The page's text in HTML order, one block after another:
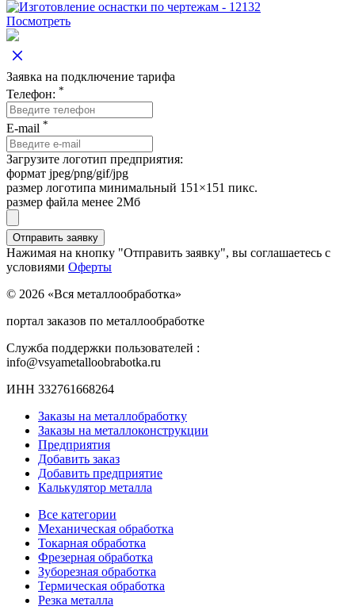
Посмотреть
Заявка на подключение тарифа
Телефон: *
E-mail *
Загрузите логотип предприятия:
формат jpeg/png/gif/jpg
размер логотипа минимальный 151×151 пикс.
размер файла менее 2Мб
Нажимая на кнопку "Отправить заявку", вы соглашаетесь с
условиями Оферты
© 2026 «Вся металлообработка»
портал заказов по металлообработке
Служба поддержки пользователей :
info@vsyametalloobrabotka.ru
ИНН 332761668264
Заказы на металлобработку
Заказы на металлоконструкции
Предприятия
Добавить заказ
Добавить предприятие
Калькулятор металла
Все категории
Механическая обработка
Токарная обработка
Фрезерная обработка
Зуборезная обработка
Термическая обработка
Резка металла